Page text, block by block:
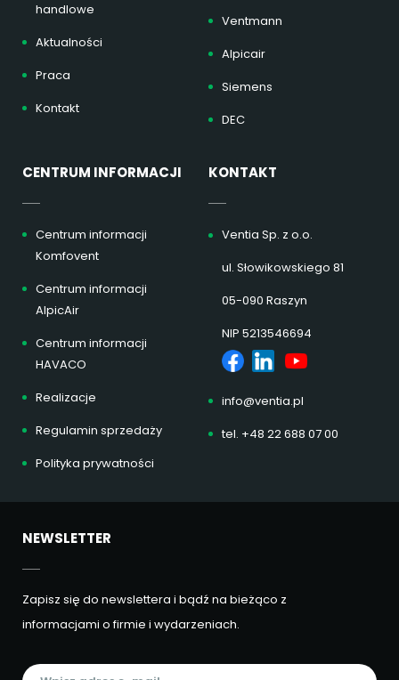
handlowe
Aktualności
Praca
Kontakt
Ventmann
Alpicair
Siemens
DEC
CENTRUM INFORMACJI
Centrum informacji
Komfovent
Centrum informacji
AlpicAir
Centrum informacji
HAVACO
Realizacje
Regulamin sprzedaży
Polityka prywatności
KONTAKT
Ventia Sp. z o.o.
ul. Słowikowskiego 81
05-090 Raszyn
NIP 5213546694
info@ventia.pl
tel. +48 22 688 07 00
NEWSLETTER
Zapisz się do newslettera i bądź na bieżąco z
informacjami o firmie i wydarzeniach.